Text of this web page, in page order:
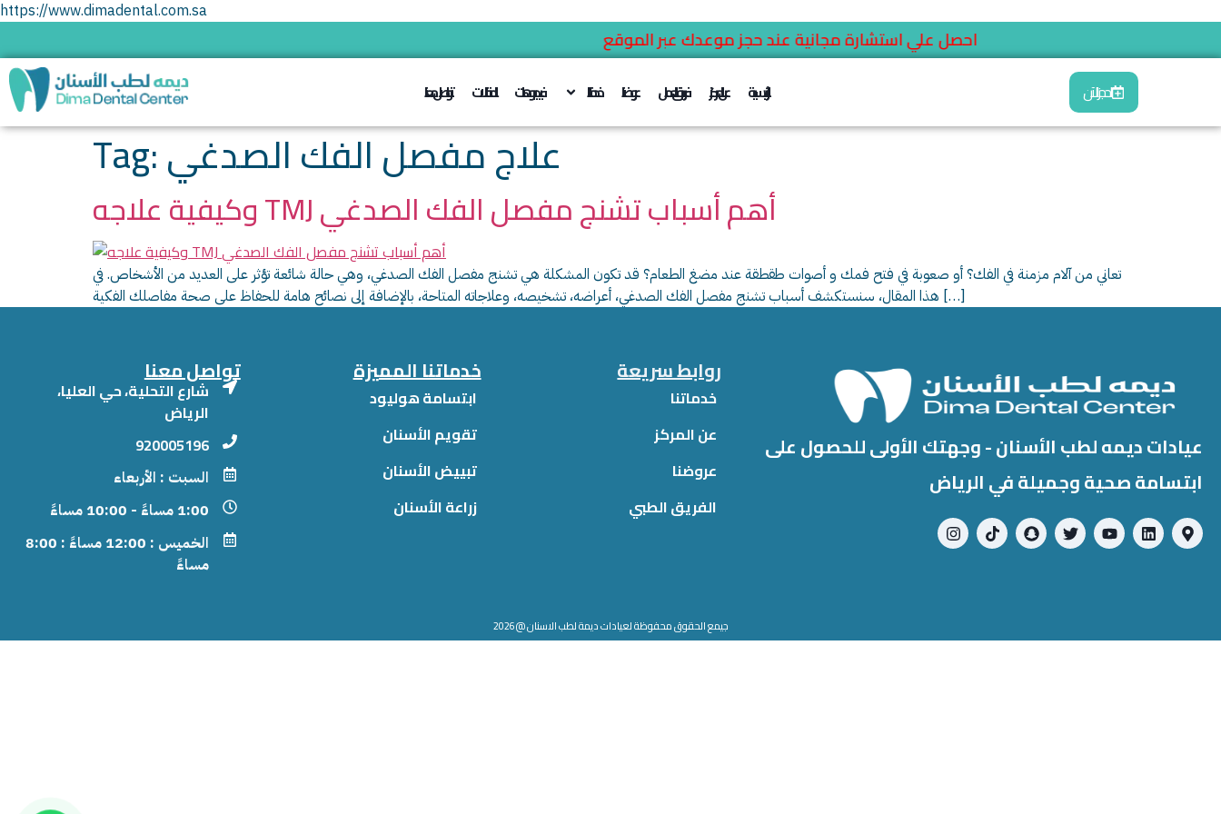
https://www.dimadental.com.sa
احصل علي استشارة مجانية عند حجز موعدك عبر الموقع
الرئيسية عن المركز فريق العمل عروضنا خدماتنا فيديوهات المقالات تواصل معنا احجز الآن
Tag:علاج مفصل الفك الصدغي
وكيفية علاجه TMJ أهم أسباب تشنج مفصل الفك الصدغي
تعاني من آلام مزمنة في الفك؟ أو صعوبة في فتح فمك و أصوات طقطقة عند مضغ الطعام؟ قد تكون المشكلة هي تشنج مفصل الفك الصدغي، وهي حالة شائعة تؤثر على العديد من الأشخاص. في
هذا المقال، سنستكشف أسباب تشنج مفصل الفك الصدغي، أعراضه، تشخيصه، وعلاجاته المتاحة، بالإضافة إلى نصائح هامة للحفاظ على صحة مفاصلك الفكية […]
تواصل معنا
شارع التحلية، حي العليا،
الرياض
920005196
السبت : الأربعاء
1:00 مساءً - 10:00 مساءً
الخميس : 12:00 مساءً : 8:00
مساءً
خدماتنا المميزة
ابتسامة هوليود
تقويم الأسنان
تبييض الأسنان
زراعة الأسنان
روابط سريعة
خدماتنا
عن المركز
عروضنا
الفريق الطبي
عيادات ديمه لطب الأسنان - وجهتك الأولى للحصول على
ابتسامة صحية وجميلة في الرياض
جيمع الحقوق محفوظة لعيادات ديمة لطب الاسنان @2026